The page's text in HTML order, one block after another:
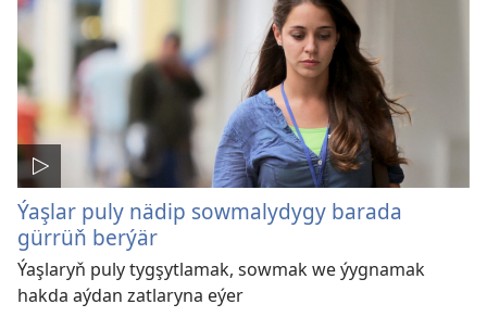
Ýaşlar puly nädip sowmalydygy barada
gürrüň berýär
Ýaşlaryň puly tygşytlamak, sowmak we ýygnamak
hakda aýdan zatlaryna eýer